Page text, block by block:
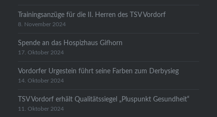
Trainingsanzüge für die II. Herren des TSV Vordorf
8. November 2024
Spende an das Hospizhaus Gifhorn
17. Oktober 2024
Vordorfer Urgestein führt seine Farben zum Derbysieg
14. Oktober 2024
TSV Vordorf erhält Qualitätssiegel „Pluspunkt Gesundheit“
11. Oktober 2024